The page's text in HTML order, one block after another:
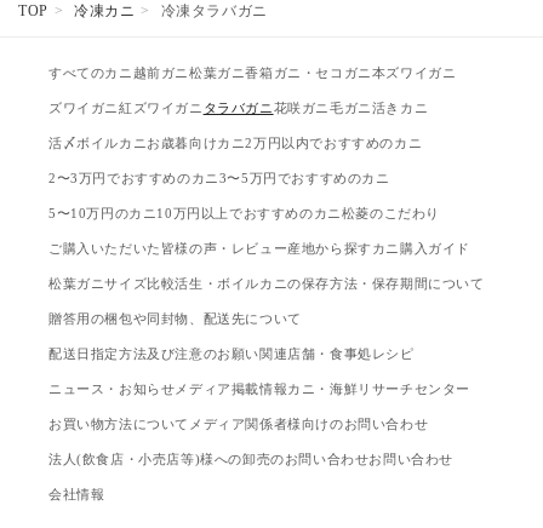
TOP 冷凍カニ 冷凍タラバガニ
すべてのカニ 越前ガニ松葉ガニ香箱ガニ・セコガニ 本ズワイガニ
ズワイガニ 紅ズワイガニ タラバガニ 花咲ガニ毛ガニ 活きカニ
活〆ボイルカニ お歳暮向けカニ2万円以内でおすすめのカニ
2〜3万円でおすすめのカニ 3〜5万円でおすすめのカニ
5〜10万円のカニ 10万円以上でおすすめのカニ 松菱のこだわり
ご購入いただいた皆様の声・レビュー産地から探すカニ購入ガイド
松葉ガニサイズ比較活生・ボイルカニの保存方法・保存期間について
贈答用の梱包や同封物、配送先について
配送日指定方法及び注意のお願い関連店舗・食事処レシピ
ニュース・お知らせ メディア掲載情報カニ・海鮮リサーチセンター
お買い物方法について メディア関係者様向けのお問い合わせ
法人(飲食店・小売店等)様への卸売のお問い合わせお問い合わせ
会社情報